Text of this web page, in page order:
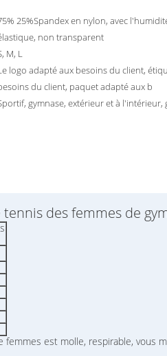
25%Spandex en nylon, avec
non transparent
M, L
logo adapté aux besoins du client,
du client, paquet adapté aux b
gymnase, extérieur et à l'intérieur,
des femmes de
est molle, respirable, vous